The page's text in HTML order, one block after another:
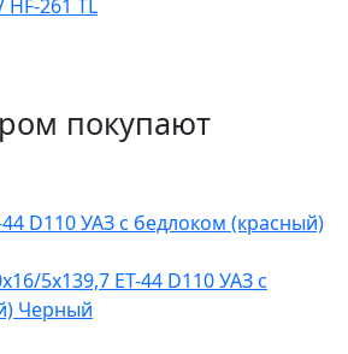
HF-261 TL
покупают
5x139,7 ET-44 D110 УАЗ с
Черный